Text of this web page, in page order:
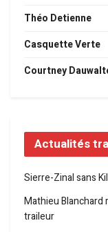
Théo Detienne
Casquette Verte
Courtney
Actualités
Sierre-Zinal sans
Mathieu Blanchard
traileur